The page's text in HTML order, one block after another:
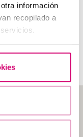
información
recopilado a